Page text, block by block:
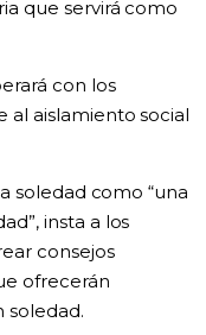
que servirá como
con los
al aislamiento social
soledad como “una
insta a los
consejos
ofrecerán
soledad.